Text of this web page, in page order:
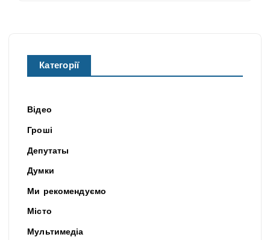
Категорії
Відео
Гроші
Депутаты
Думки
Ми рекомендуємо
Місто
Мультимедіа